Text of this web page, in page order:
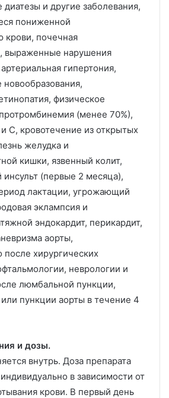
и другие заболевания,
пониженной
крови, почечная
выраженные нарушения
гипертония,
физическое
(менее 70%),
С, кровотечение из открытых
желудка и
кишки, язвенный колит,
инсульт (первые 2 месяца),
лактации, угрожающий
эклампсия и
эндокардит, перикардит,
аорты,
после хирургических
неврологии и
люмбальной пункции,
пункции аорты в течение 4
и дозы.
внутрь. Доза препарата
в зависимости от
крови. В первый день